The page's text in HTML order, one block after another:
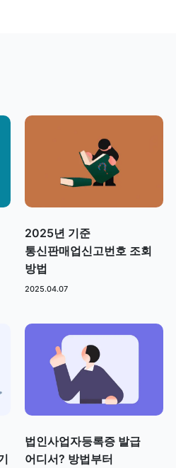
2025년 기준
통신판매업신고번호 조회
방법
2025.04.07
법인사업자등록증 발급
어디서? 방법부터